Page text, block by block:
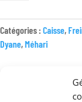
FREIN
À
Catégories : Caisse,
Dyane,Méhari